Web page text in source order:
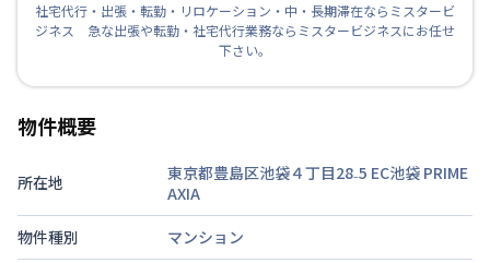
社宅代行・出張・転勤・リロケーション・中・長期滞在ならミスタービ
ジネス 急な出張や転勤・社宅代行業務ならミスタービジネスにお任せ
下さい。
物件概要
所在地 東京都豊島区池袋４丁目28₋5 EC池袋 PRIME
AXIA
物件種別
マンション